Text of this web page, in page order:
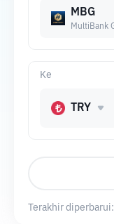
MBG
MultiBank
Ke
TRY
Terakhir diperbarui: